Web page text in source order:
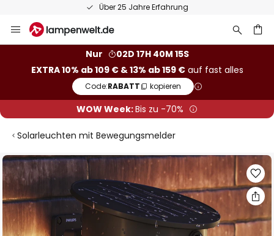
Über 25 Jahre Erfahrung
Inhalt
Nur
02D 17H 40M 15S
EXTRA 10% ab 109 € & 13% ab 159 €auf fast alles
Code:RABATT kopieren
WOW Week:Bis zu -70%
Solarleuchten mit Bewegungsmelder
Zum
Ende
der
Bildgalerie
springen